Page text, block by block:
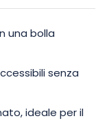
una bolla
senza
ideale per il